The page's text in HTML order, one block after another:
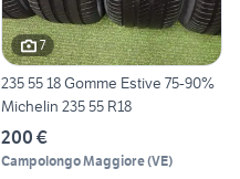
7
235 55 18 Gomme Estive 75-90%
Michelin 235 55 R18
200 €
Campolongo Maggiore(VE)